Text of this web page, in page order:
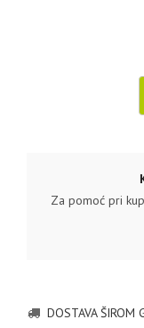
Za pomoć pri
DOSTAVA ŠIROM